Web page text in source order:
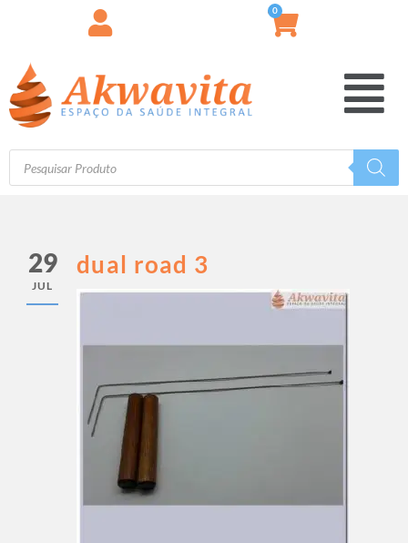
0
29
JUL
dual road 3